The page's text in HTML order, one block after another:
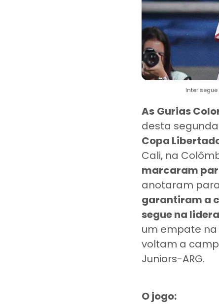
Inter
As Gurias
desta
Copa
Cali, na
marcaram
anotaram
garantiram a
segue na
um empate
voltam a
Juniors-ARG.
O jogo: